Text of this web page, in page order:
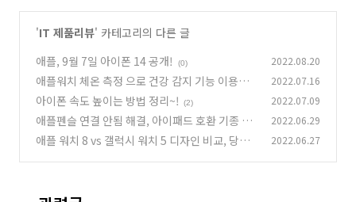
'IT 제품리뷰' 카테고리의 다른 글
애플, 9월 7일 아이폰 14 공개!
(0) 2022.08.20
애플워치 체온 측정 으로 건강 감지 기능 이용하
자. (0)
2022.07.16
아이폰 속도 높이는 방법 정리~! (2) 2022.07.09
애플펜슬 연결 안됨 해결, 아이패드 호환 기종 정
리
(0)
2022.06.29
애플 워치 8 vs 갤럭시 워치 5 디자인 비교, 당신
2022.06.27